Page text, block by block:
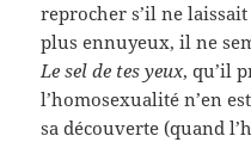
reprocher s’il ne
plus ennuyeux, il ne
Le sel de tes yeux, qu’il
l’homosexualité n’en
sa découverte (quand